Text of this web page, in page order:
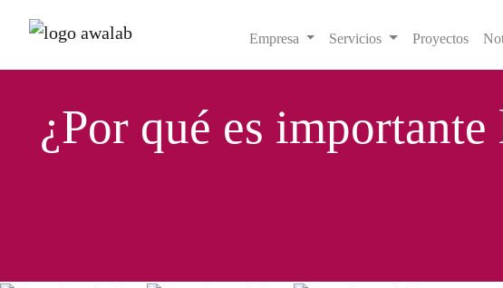
Empresa Servicios Proyectos
¿Por qué es